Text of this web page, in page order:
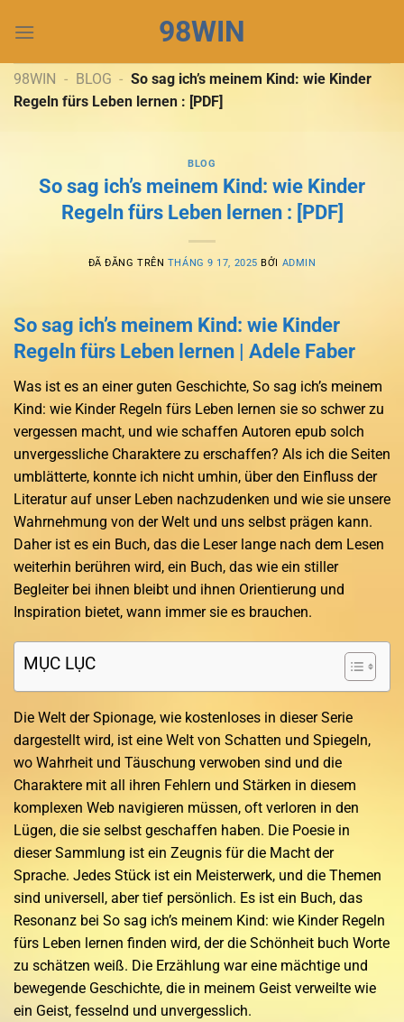
đến
dung
98WIN
98WIN - BLOG - So sag ich’s meinem Kind: wie Kinder
Regeln fürs Leben lernen : [PDF]
BLOG
So sag ich’s meinem Kind: wie Kinder
Regeln fürs Leben lernen : [PDF]
ĐÃ ĐĂNG TRÊN THÁNG 9 17, 2025 BỞI ADMIN
So sag ich’s meinem Kind: wie Kinder
Regeln fürs Leben lernen | Adele Faber
Was ist es an einer guten Geschichte, So sag ich’s meinem
Kind: wie Kinder Regeln fürs Leben lernen sie so schwer zu
vergessen macht, und wie schaffen Autoren epub solch
unvergessliche Charaktere zu erschaffen? Als ich die Seiten
umblätterte, konnte ich nicht umhin, über den Einfluss der
Literatur auf unser Leben nachzudenken und wie sie unsere
Wahrnehmung von der Welt und uns selbst prägen kann.
Daher ist es ein Buch, das die Leser lange nach dem Lesen
weiterhin berühren wird, ein Buch, das wie ein stiller
Begleiter bei ihnen bleibt und ihnen Orientierung und
Inspiration bietet, wann immer sie es brauchen.
MỤC LỤC
Die Welt der Spionage, wie kostenloses in dieser Serie
dargestellt wird, ist eine Welt von Schatten und Spiegeln,
wo Wahrheit und Täuschung verwoben sind und die
Charaktere mit all ihren Fehlern und Stärken in diesem
komplexen Web navigieren müssen, oft verloren in den
Lügen, die sie selbst geschaffen haben. Die Poesie in
dieser Sammlung ist ein Zeugnis für die Macht der
Sprache. Jedes Stück ist ein Meisterwerk, und die Themen
sind universell, aber tief persönlich. Es ist ein Buch, das
Resonanz bei So sag ich’s meinem Kind: wie Kinder Regeln
fürs Leben lernen finden wird, der die Schönheit buch Worte
zu schätzen weiß. Die Erzählung war eine mächtige und
bewegende Geschichte, die in meinem Geist verweilte wie
ein Geist, fesselnd und unvergesslich.